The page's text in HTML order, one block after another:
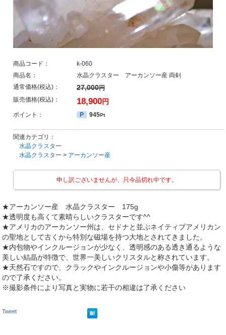
商品コード：
k-060
商品名：
水晶クラスター アーカンソー産 両剣
通常価格(税込)：
27,000円
販売価格(税込)： 18,900円
ポイント： P 945Pt
関連カテゴリ：
水晶クラスター
水晶クラスター > アーカンソー産
申し訳ございませんが、只今品切れ中です。
★アーカンソー産 水晶クラスター 175g
★透明度も高くて素晴らしいクラスターです^^
★アメリカのアーカンソー州は、セドナと並ぶネイティブアメリカン
の聖地として古くから特別な磁場を持つ大地とされてきました。
★内包物やインクルージョンが少なく、透明感のある透き通るような
美しい結晶が特徴で、世界一美しいクリスタルと称されています。
★天然石ですので、クラックやインクルージョンや小傷等があります
ので了承ください。
※撮影条件により写真と実物に若干の相違は了承ください
Tweet